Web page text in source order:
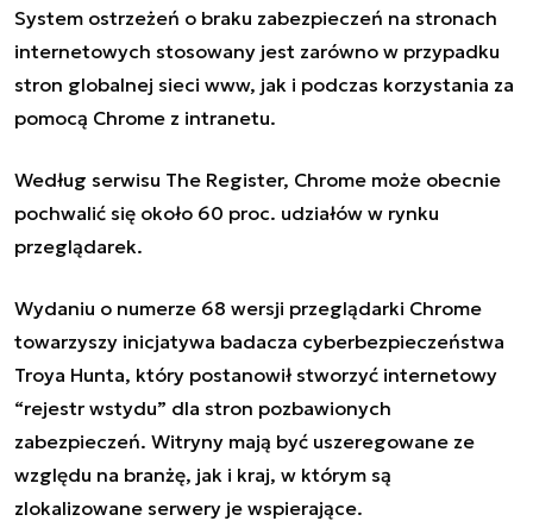
System ostrzeżeń o braku zabezpieczeń na stronach
internetowych stosowany jest zarówno w przypadku
stron globalnej sieci www, jak i podczas korzystania za
pomocą Chrome z intranetu.
Według serwisu The Register, Chrome może obecnie
pochwalić się około 60 proc. udziałów w rynku
przeglądarek.
Wydaniu o numerze 68 wersji przeglądarki Chrome
towarzyszy inicjatywa badacza cyberbezpieczeństwa
Troya Hunta, który postanowił stworzyć internetowy
“rejestr wstydu” dla stron pozbawionych
zabezpieczeń. Witryny mają być uszeregowane ze
względu na branżę, jak i kraj, w którym są
zlokalizowane serwery je wspierające.